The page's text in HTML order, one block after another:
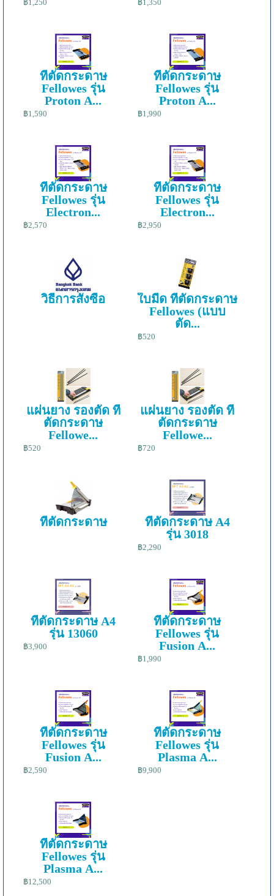
฿1,250 ฿1,350
ที่ตัดกระดาษ
Fellowes รุ่น
Proton A...
฿1,590
ที่ตัดกระดาษ
Fellowes รุ่น
Proton A...
฿1,990
ที่ตัดกระดาษ
Fellowes รุ่น
Electron...
฿2,570
ที่ตัดกระดาษ
Fellowes รุ่น
Electron...
฿2,950
วิธีการสั่งซื้อ
ใบมีด ที่ตัดกระดาษ
Fellowes (แบบ
ตัด...
฿520
แผ่นยาง รองตัด ที่
ตัดกระดาษ
Fellowe...
฿520
แผ่นยาง รองตัด ที่
ตัดกระดาษ
Fellowe...
฿720
ที่ตัดกระดาษ
ที่ตัดกระดาษ A4
รุ่น 3018
฿2,290
ที่ตัดกระดาษ A4
รุ่น 13060
฿3,900
ที่ตัดกระดาษ
Fellowes รุ่น
Fusion A...
฿1,990
ที่ตัดกระดาษ
Fellowes รุ่น
Fusion A...
฿2,590
ที่ตัดกระดาษ
Fellowes รุ่น
Plasma A...
฿9,900
ที่ตัดกระดาษ
Fellowes รุ่น
Plasma A...
฿12,500